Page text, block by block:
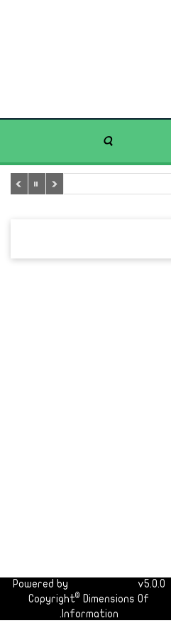
Powered by
v5.0.0
Copyright© Dimensions Of
Information.